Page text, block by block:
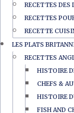
RECETTES DES
RECETTES
RECETTE
LES PLATS
RECETTES
HISTOIRE
CHEFS &
HISTOIRE
FISH AND